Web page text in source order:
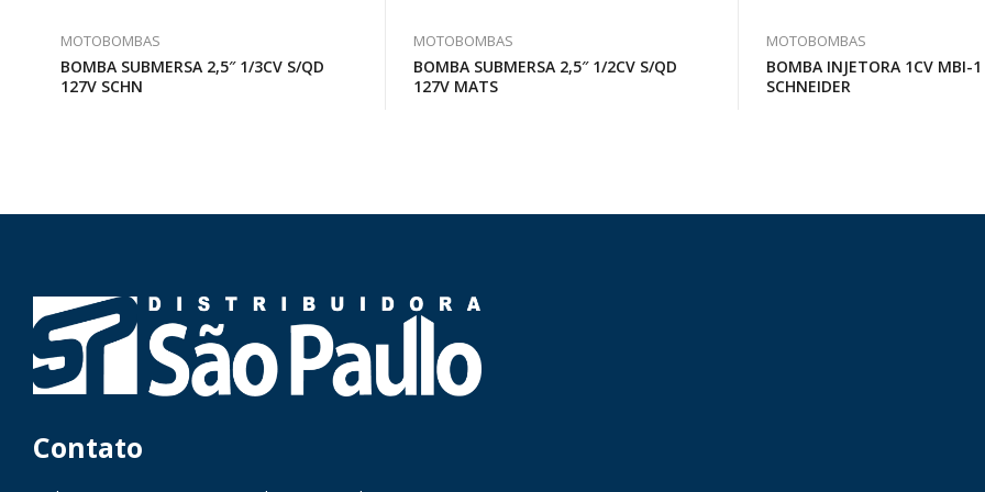
MOTOBOMBAS
BOMBA SUBMERSA 2,5″ 1/3CV S/QD
127V SCHN
MOTOBOMBAS
BOMBA SUBMERSA 2,5″ 1/2CV S/QD
127V MATS
MOTOBOMBAS
BOMBA INJETORA 1CV MBI-
SCHNEIDER
Contato